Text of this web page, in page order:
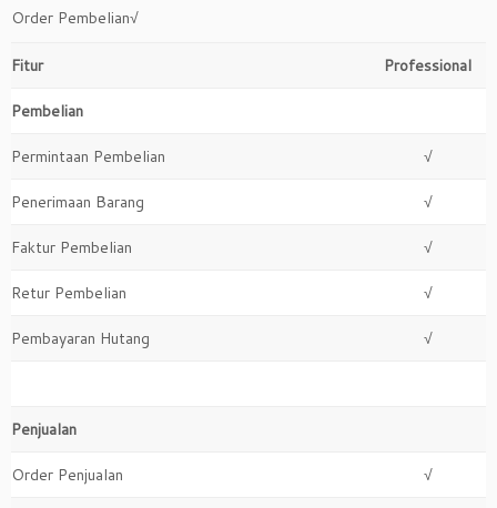
Order Pembelian√
Fitur Professional
Pembelian
Permintaan Pembelian √
Penerimaan Barang √
Faktur Pembelian √
Retur Pembelian √
Pembayaran Hutang √
Penjualan
Order Penjualan √